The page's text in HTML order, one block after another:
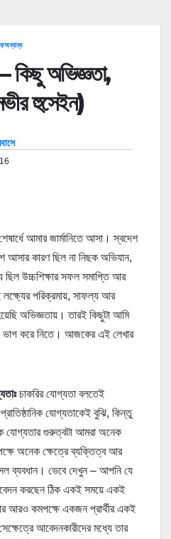
অন্যান্য
– কিছু অভিজ্ঞতা,
হুসেইন)
আমার জার্মানিতে আসা। স্বদেশ
আসার কারণ ছিল না নিছক অভিযান,
উচ্চশিক্ষার সফল সমাপ্তি আর
লক্ষ্যের পরিক্রমায়, সাফল্য আর
অভিজ্ঞতায়। তারই কিছুটা আমি
ভাগ করে নিতে। আজকের এই লেখার
চাকরির যোগ্যতা বলতেই
যোগ্যতাকেই বুঝি, কিন্তু
যোগ্যতার গুরুত্বটা আমরা অনেক
অনেক ক্ষেত্রে ব্যক্তিত্ব আর
ব্যবধান। ভেবে দেখুন – আপনি যে
করছেন ঠিক একই সময়ে একই
আরও কমপক্ষে একজন প্রার্থীর একই
আবেদনকারীদের মধ্যে তার